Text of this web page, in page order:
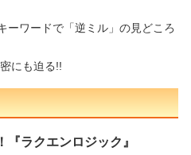
ーワードで「逆ミル」の見どころ
にも迫る!!
ラクエンロジック』